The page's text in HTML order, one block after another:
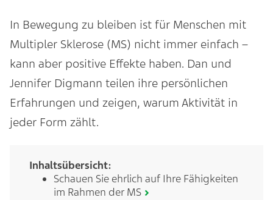
In Bewegung zu bleiben ist für Menschen mit
Multipler Sklerose (MS) nicht immer einfach –
kann aber positive Effekte haben. Dan und
Jennifer Digmann teilen ihre persönlichen
Erfahrungen und zeigen, warum Aktivität in
jeder Form zählt.
Inhaltsübersicht:
Schauen Sie ehrlich auf Ihre Fähigkeiten
im Rahmen der MS